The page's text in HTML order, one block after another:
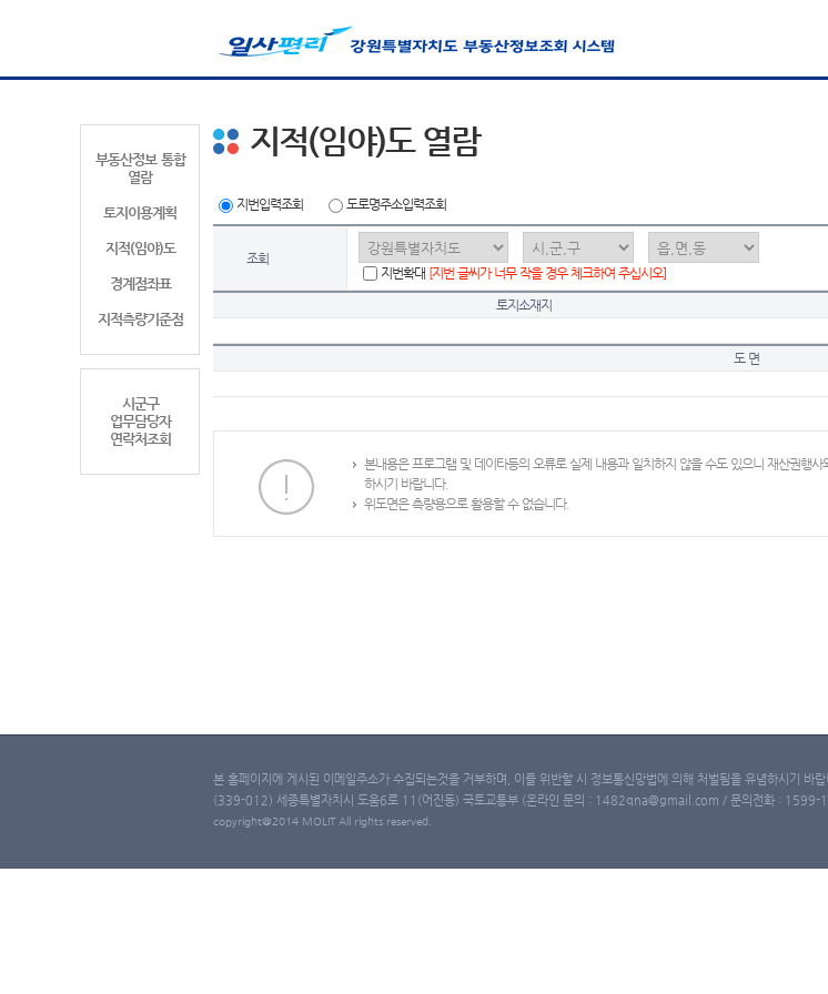
부동산정보 통합
열람
토지이용계획
지적(임야)도
경계점좌표
지적측량기준점
시군구
업무담당자
연락처조회
지적(임야)도 열람
지번입력조회 도로명주소입력조회
조회
지번확대 [지번 글씨가 너무 작을 경우 체크하여 주십시오]
토지소재지
도 면
본내용은 프로그램 및 데이타등의 오류로 실제 내용과 일치하지 않을 수도 있으니 재산권행
하시기 바랍니다.
위도면은 측량용으로 활용할 수 없습니다.
본 홈페이지에 게시된 이메일주소가 수집되는것을 거부하며, 이를 위반할 시 정보통신망법에 의해 처벌됨을 유념하시기 바랍
(339-012) 세종특별자치시 도움6로 11(어진동) 국토교통부 (온라인 문의 : 1482qna@gmail.com / 문의전화 : 1599-
copyright@2014 MOLIT All rights reserved.